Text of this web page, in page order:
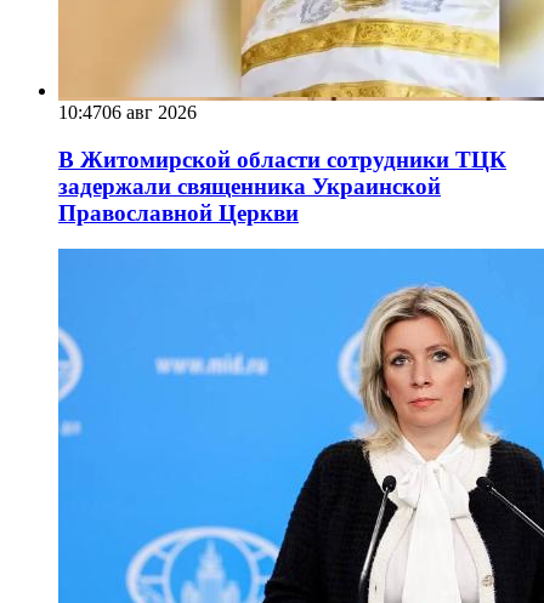
10:4706 авг 2026
В Житомирской области сотрудники ТЦК
задержали священника Украинской
Православной Церкви